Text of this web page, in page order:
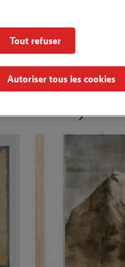
Mimicry Nr 10
Tout refuser
Autoriser tous les cookies